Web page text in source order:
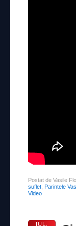
Postat de Vasile
suflet, Parintele
Video
IUL.